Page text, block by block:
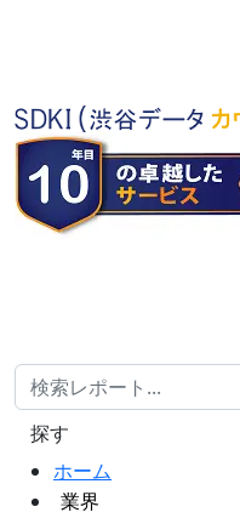
ホーム
業界
探す